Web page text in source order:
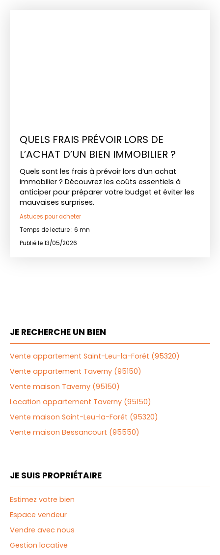
QUELS FRAIS PRÉVOIR LORS DE
L’ACHAT D’UN BIEN IMMOBILIER ?
Quels sont les frais à prévoir lors d’un achat
immobilier ? Découvrez les coûts essentiels à
anticiper pour préparer votre budget et éviter les
mauvaises surprises.
Astuces pour acheter
Temps de lecture : 6 mn
Publié le 13/05/2026
JE RECHERCHE UN BIEN
Vente appartement Saint-Leu-la-Forêt (95320)
Vente appartement Taverny (95150)
Vente maison Taverny (95150)
Location appartement Taverny (95150)
Vente maison Saint-Leu-la-Forêt (95320)
Vente maison Bessancourt (95550)
JE SUIS PROPRIÉTAIRE
Estimez votre bien
Espace vendeur
Vendre avec nous
Gestion locative